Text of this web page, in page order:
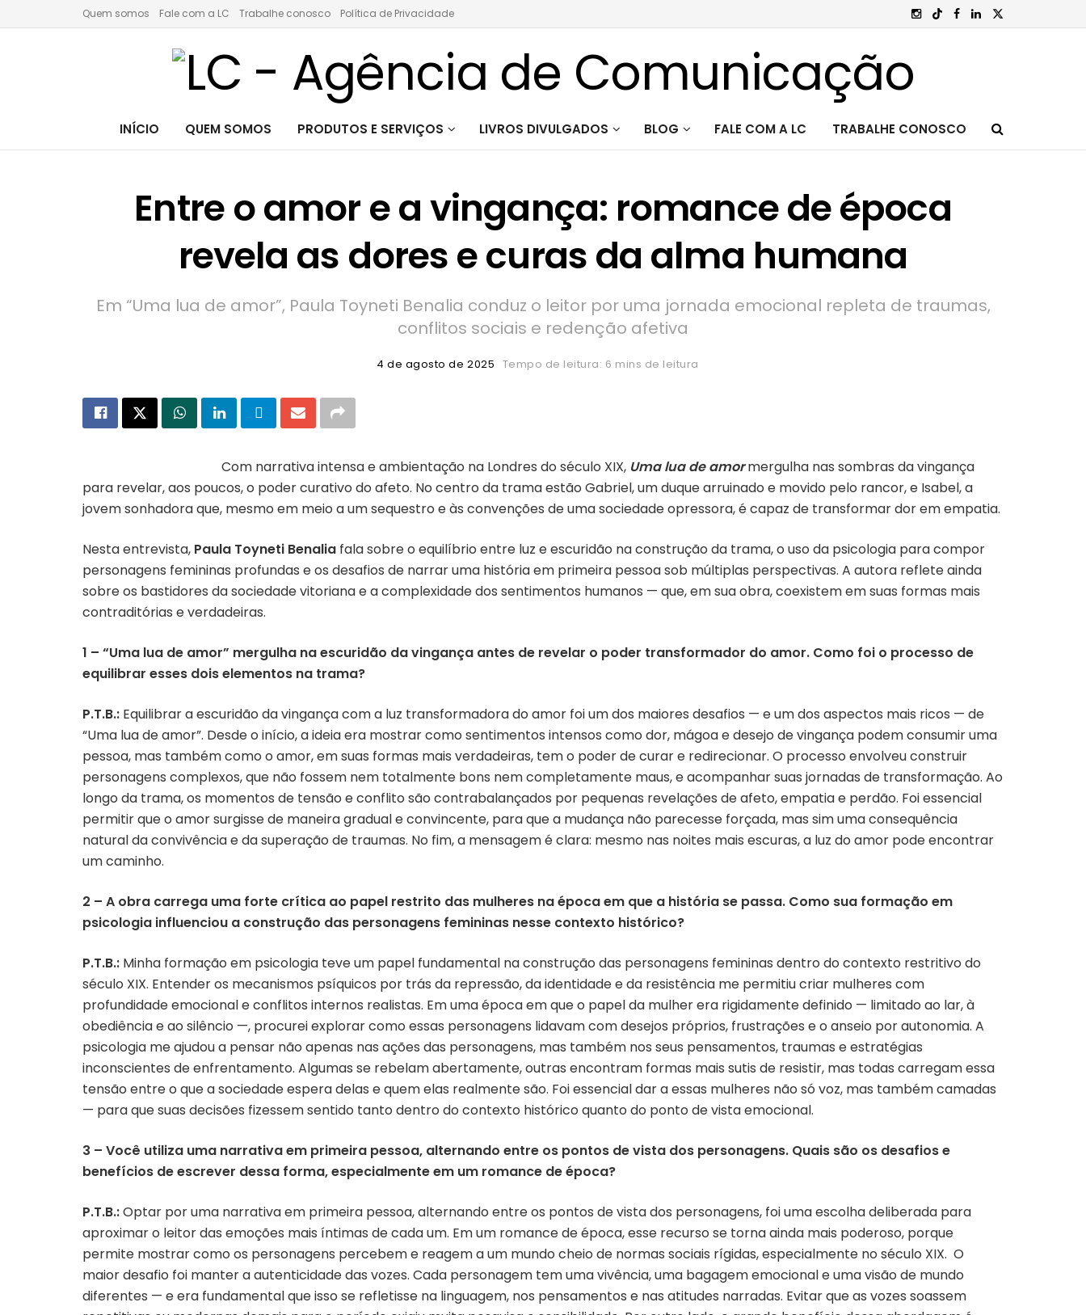
Quem somos Fale com a LC Trabalhe conosco Política de Privacidade
INÍCIO QUEM SOMOS PRODUTOS E SERVIÇOS LIVROS DIVULGADOS BLOG FALE COM A LC TRABALHE CONOSCO
Entre o amor e a vingança: romance de época
revela as dores e curas da alma humana
Em “Uma lua de amor”, Paula Toyneti Benalia conduz o leitor por uma jornada emocional repleta de traumas,
conflitos sociais e redenção afetiva
4 de agosto de 2025 Tempo de leitura: 6 mins de leitura
Com narrativa intensa e ambientação na Londres do século XIX, Uma lua de amormergulha nas sombras da vingança
para revelar, aos poucos, o poder curativo do afeto. No centro da trama estão Gabriel, um duque arruinado e movido pelo rancor, e Isabel, a
jovem sonhadora que, mesmo em meio a um sequestro e às convenções de uma sociedade opressora, é capaz de transformar dor em empatia.
Nesta entrevista, Paula Toyneti Benalia fala sobre o equilíbrio entre luz e escuridão na construção da trama, o uso da psicologia para compor
personagens femininas profundas e os desafios de narrar uma história em primeira pessoa sob múltiplas perspectivas. A autora reflete ainda
sobre os bastidores da sociedade vitoriana e a complexidade dos sentimentos humanos — que, em sua obra, coexistem em suas formas mais
contraditórias e verdadeiras.
1 – “Uma lua de amor” mergulha na escuridão da vingança antes de revelar o poder transformador do amor. Como foi o processo de
equilibrar esses dois elementos na trama?
P.T.B.: Equilibrar a escuridão da vingança com a luz transformadora do amor foi um dos maiores desafios — e um dos aspectos mais ricos — de
“Uma lua de amor”. Desde o início, a ideia era mostrar como sentimentos intensos como dor, mágoa e desejo de vingança podem consumir uma
pessoa, mas também como o amor, em suas formas mais verdadeiras, tem o poder de curar e redirecionar. O processo envolveu construir
personagens complexos, que não fossem nem totalmente bons nem completamente maus, e acompanhar suas jornadas de transformação. Ao
longo da trama, os momentos de tensão e conflito são contrabalançados por pequenas revelações de afeto, empatia e perdão. Foi essencial
permitir que o amor surgisse de maneira gradual e convincente, para que a mudança não parecesse forçada, mas sim uma consequência
natural da convivência e da superação de traumas. No fim, a mensagem é clara: mesmo nas noites mais escuras, a luz do amor pode encontrar
um caminho.
2 – A obra carrega uma forte crítica ao papel restrito das mulheres na época em que a história se passa. Como sua formação em
psicologia influenciou a construção das personagens femininas nesse contexto histórico?
P.T.B.: Minha formação em psicologia teve um papel fundamental na construção das personagens femininas dentro do contexto restritivo do
século XIX. Entender os mecanismos psíquicos por trás da repressão, da identidade e da resistência me permitiu criar mulheres com
profundidade emocional e conflitos internos realistas. Em uma época em que o papel da mulher era rigidamente definido — limitado ao lar, à
obediência e ao silêncio —, procurei explorar como essas personagens lidavam com desejos próprios, frustrações e o anseio por autonomia. A
psicologia me ajudou a pensar não apenas nas ações das personagens, mas também nos seus pensamentos, traumas e estratégias
inconscientes de enfrentamento. Algumas se rebelam abertamente, outras encontram formas mais sutis de resistir, mas todas carregam essa
tensão entre o que a sociedade espera delas e quem elas realmente são. Foi essencial dar a essas mulheres não só voz, mas também camadas
— para que suas decisões fizessem sentido tanto dentro do contexto histórico quanto do ponto de vista emocional.
3 – Você utiliza uma narrativa em primeira pessoa, alternando entre os pontos de vista dos personagens. Quais são os desafios e
benefícios de escrever dessa forma, especialmente em um romance de época?
P.T.B.:Optar por uma narrativa em primeira pessoa, alternando entre os pontos de vista dos personagens, foi uma escolha deliberada para
aproximar o leitor das emoções mais íntimas de cada um. Em um romance de época, esse recurso se torna ainda mais poderoso, porque
permite mostrar como os personagens percebem e reagem a um mundo cheio de normas sociais rígidas, especialmente no século XIX. O
maior desafio foi manter a autenticidade das vozes. Cada personagem tem uma vivência, uma bagagem emocional e uma visão de mundo
diferentes — e era fundamental que isso se refletisse na linguagem, nos pensamentos e nas atitudes narradas. Evitar que as vozes soassem